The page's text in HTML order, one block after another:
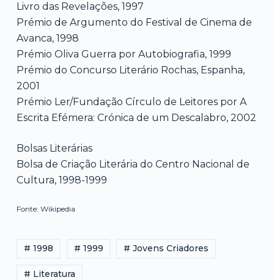
Livro das Revelações, 1997
Prémio de Argumento do Festival de Cinema de
Avanca, 1998
Prémio Oliva Guerra por Autobiografia, 1999
Prémio do Concurso Literário Rochas, Espanha,
2001
Prémio Ler/Fundação Círculo de Leitores por A
Escrita Efémera: Crónica de um Descalabro, 2002
Bolsas Literárias
Bolsa de Criação Literária do Centro Nacional de
Cultura, 1998-1999
Fonte: Wikipedia
# 1998 # 1999 # Jovens Criadores
# Literatura